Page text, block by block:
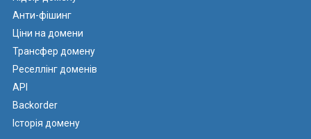
Анти-фішинг
Ціни на домени
Трансфер домену
Реселлінг доменів
API
Backorder
Історія домену